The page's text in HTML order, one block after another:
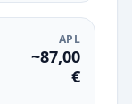
APL
~87,00
€